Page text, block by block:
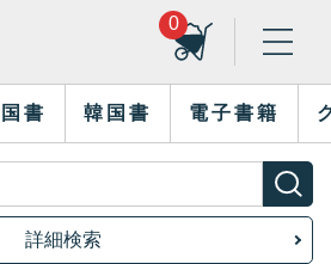
0
書 韓国書 電子書籍
詳細検索